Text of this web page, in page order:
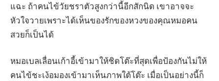
แฉะ ถ้าคนไข้วัยชราตัวสูงกว่านี้อีกสักนิด เขาอาจจะ
หัวใจวายเพราะได้เห็นของรักของหวงของคุณหมอคน
สวยก็เป็นได้
หมอเบลเลื่อนเก้าอี้เข้ามาให้ชิดโต๊ะที่สุดเพื่อป้องกันไม่ให้
คนไข้ชะเง้อมองเข้ามาเห็นภาพใต้โต๊ะ เมื่อเป็นอย่างนี้ก็